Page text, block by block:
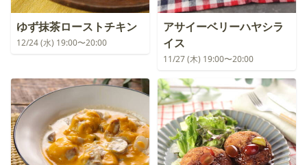
ゆず抹茶ローストチキン
12/24 (水) 19:00〜20:00
アサイーベリーハヤシラ
イス
11/27 (木) 19:00〜20:00